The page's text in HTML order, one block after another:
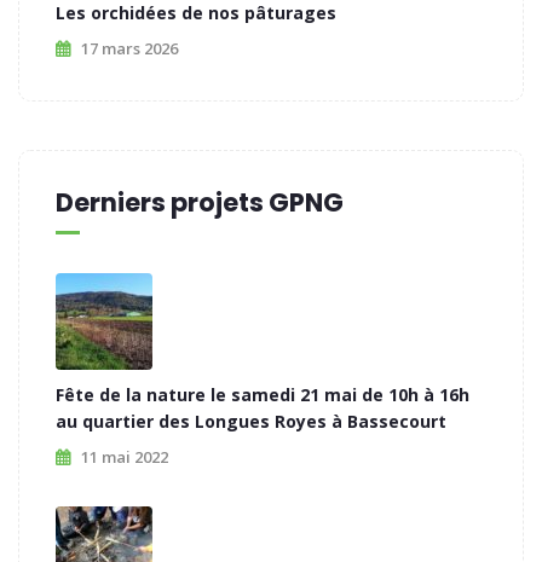
Les orchidées de nos pâturages
17 mars 2026
Derniers projets GPNG
Fête de la nature le samedi 21 mai de 10h à 16h
au quartier des Longues Royes à Bassecourt
11 mai 2022